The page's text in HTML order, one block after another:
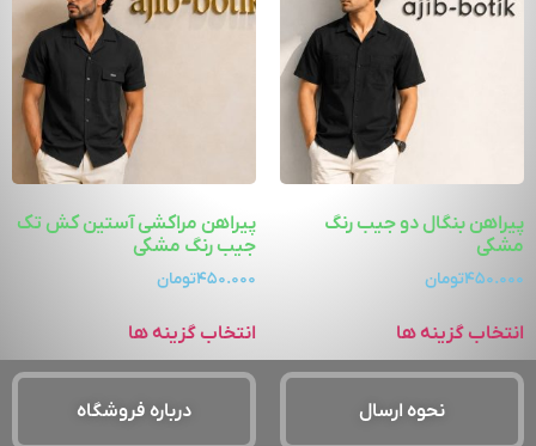
پیراهن بنگال دو جیب رنگ
مشکی
۴۵۰.۰۰۰تومان
انتخاب گزینه ها
پیراهن مراکشی آستین کش تک
جیب رنگ مشکی
۴۵۰.۰۰۰تومان
انتخاب گزینه ها
نحوه ارسال درباره فروشگاه